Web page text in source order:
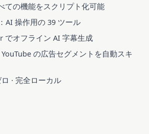
ての機能をスクリプト化可能
AI 操作用の 39 ツール
でオフライン AI 字幕生成
の広告セグメントを自動スキ
· 完全ローカル